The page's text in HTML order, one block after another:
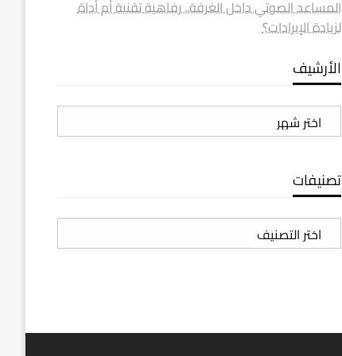
المساعد الصوتي داخل الغرفة.. رفاهية تقنية أم أداة
لزيادة الإيرادات؟
الأرشيف
الأرشيف
تصنيفات
تصنيفات